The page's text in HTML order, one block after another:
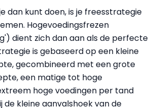
dan kunt doen, is je freesstrategie
Hogevoedingsfrezen
dient zich dan aan als de perfecte
is gebaseerd op een kleine
gecombineerd met een grote
een matige tot hoge
hoge voedingen per tand
de kleine aanvalshoek van de